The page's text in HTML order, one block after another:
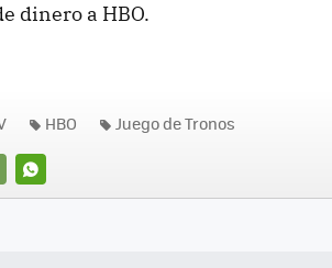
dinero a HBO.
WHATSAPP
HBO Juego de Tronos